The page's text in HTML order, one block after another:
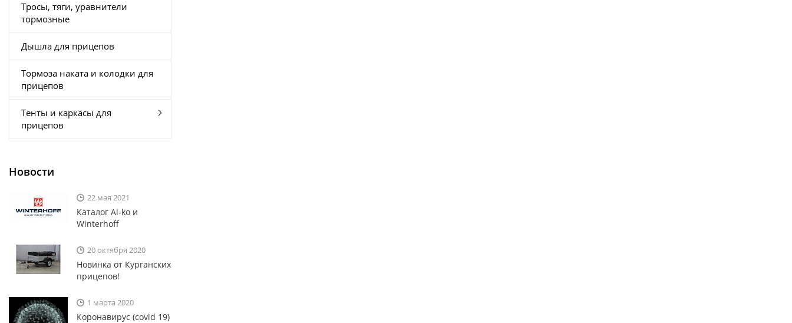
Тросы, тяги, уравнители
тормозные
Дышла для прицепов
Тормоза наката и колодки для
прицепов
Тенты и каркасы для
прицепов
Новости
22 мая 2021
Каталог Al-ko и
Winterhoff
20 октября 2020
Новинка от Курганских
прицепов!
1 марта 2020
Коронавирус (covid 19)